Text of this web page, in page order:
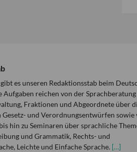
es unseren Redaktionsstab beim
Aufgaben reichen von der
Fraktionen und Abgeordnete über
Gesetz- und Verordnungsentwürfen sowie
hin zu Seminaren über sprachliche
und Grammatik, Rechts- und
Leichte und Einfache Sprache. […]